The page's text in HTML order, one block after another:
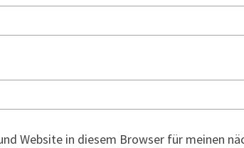
Website in diesem Browser für meinen